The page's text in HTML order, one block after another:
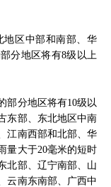
地区中部和南部、华
分地区将有8级以上
部分地区将有10级以
东部、东北地区中南
江南西部和北部、华
量大于20毫米的短时
北部、辽宁南部、山
云南东南部、广西中